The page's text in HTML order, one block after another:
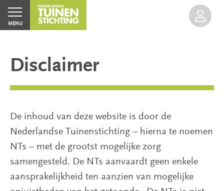
MENU
Home
Agenda
Excursies
Groen
Inloggen
Disclaimer
De inhoud van deze website is door de
Nederlandse Tuinenstichting – hierna te noemen
NTs – met de grootst mogelijke zorg
samengesteld. De NTs aanvaardt geen enkele
aansprakelijkheid ten aanzien van mogelijke